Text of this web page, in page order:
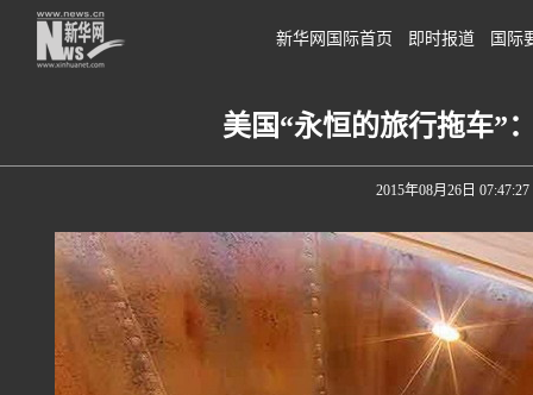
新华网国际首页 即时报道 国际
美国“永恒的旅行拖车”
2015年08月26日 07:47:27